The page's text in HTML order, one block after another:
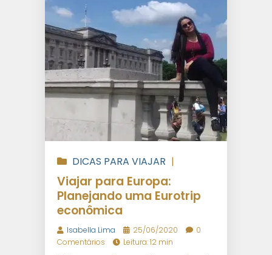
DICAS PARA VIAJAR |
VIAGENS INTERNACIONAIS
Viajar para Europa:
Planejando uma Eurotrip
econômica
Isabella Lima 25/06/2020
0
Comentários
Leitura: 12 min